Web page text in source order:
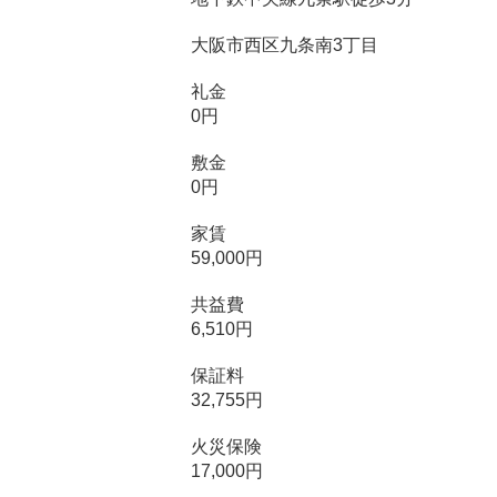
大阪市西区九条南3丁目
礼金
0円
敷金
0円
家賃
59,000円
共益費
6,510円
保証料
32,755円
火災保険
17,000円